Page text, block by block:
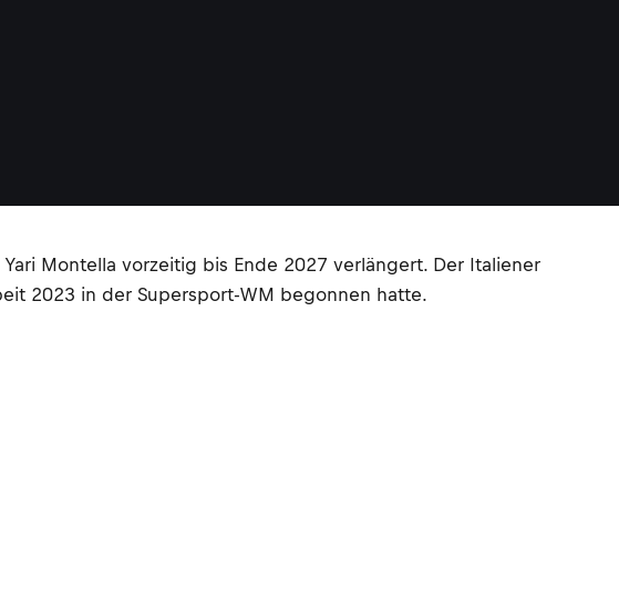
Montella vorzeitig bis Ende 2027 verlängert. Der Italiener
2023 in der Supersport-WM begonnen hatte.